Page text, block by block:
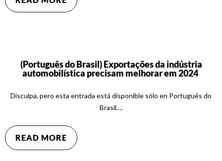
(Português do Brasil) Exportações da indústria
automobilística precisam melhorar em 2024
Disculpa, pero esta entrada está disponible sólo en Português do
Brasil….
READ MORE